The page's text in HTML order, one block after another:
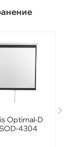
Optimal-D
4304